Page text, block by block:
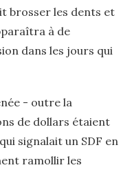
brosser les dents et
à de
dans les jours qui
- outre la
de dollars étaient
signalait un SDF en
ramollir les